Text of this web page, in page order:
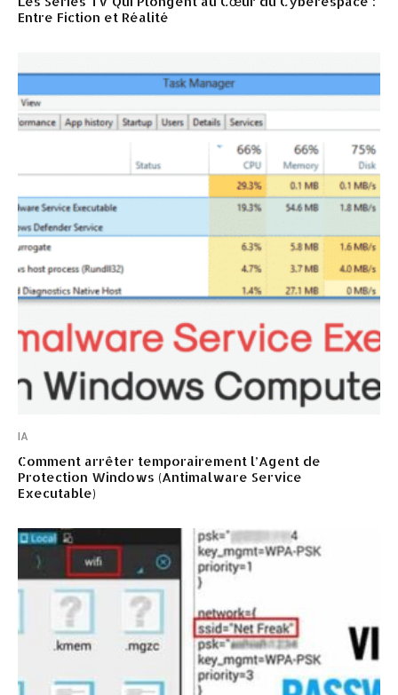
Entre Fiction et Réalité
IA
Comment arrêter temporairement l’Agent de
Protection Windows (Antimalware Service
Executable)